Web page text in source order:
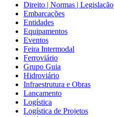
Direito | Normas | Legislação
Embarcações
Entidades
Equipamentos
Eventos
Feira Intermodal
Ferroviário
Grupo Guia
Hidroviário
Infraestrutura e Obras
Lançamento
Logística
Logística de Projetos